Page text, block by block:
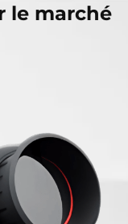
le marché